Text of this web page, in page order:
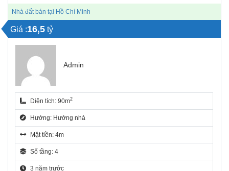
Nhà đất bán tại Hồ Chí Minh
Giá :16,5 tỷ
Admin
Diện tích: 90m2
Hướng: Hướng nhà
Mặt tiền: 4m
Số tầng: 4
3 năm trước